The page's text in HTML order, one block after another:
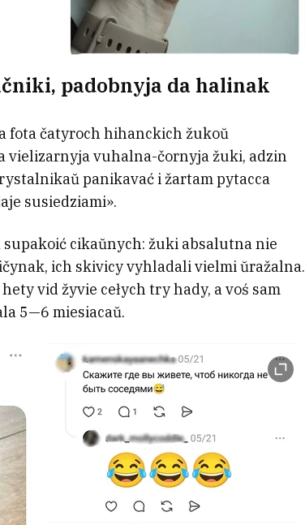
padobnyja da halinak
fota čatyroch hihanckich žukoŭ
vielizarnyja vuhalna-čornyja žuki, adzin
panikavać i žartam pytacca
susiedziami».
supakoić cikaŭnych: žuki absalutna nie
ich skivicy vyhladali vielmi ŭražalna.
vid žyvie cełych try hady, a voś sam
5—6 miesiacaŭ.